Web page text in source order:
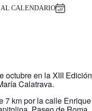
CALENDARIO
octubre en la XIII Edición
Calatrava.
7 km por la calle Enrique